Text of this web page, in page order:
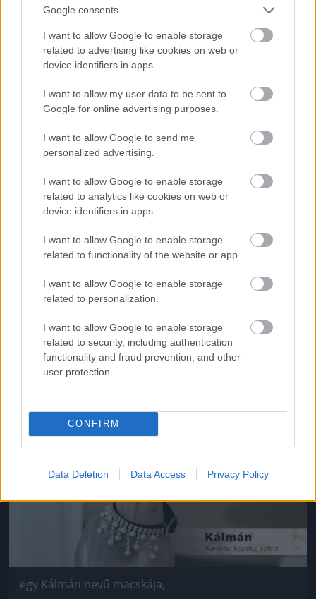
Google consents
I want to allow Google to enable storage
related to advertising like cookies on web or
device identifiers in apps.
I want to allow my user data to be sent to
Google for online advertising purposes.
I want to allow Google to send me
personalized advertising.
I want to allow Google to enable storage
related to analytics like cookies on web or
device identifiers in apps.
I want to allow Google to enable storage
related to functionality of the website or app.
I want to allow Google to enable storage
related to personalization.
I want to allow Google to enable storage
related to security, including authentication
functionality and fraud prevention, and other
user protection.
CONFIRM
Data Deletion Data Access Privacy Policy
Saját bevallása szerint az a védjegye, hogy tökéletes
a haja.
Jön még kép!
Van négy szép lánya,
Jön még kép!
egy Kálmán nevű macskája,